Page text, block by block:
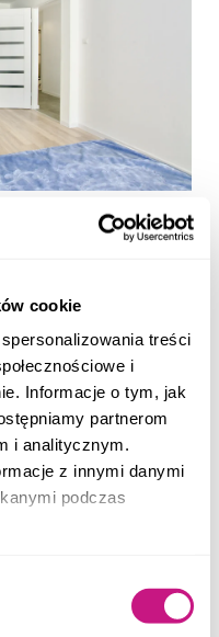
cookie
treści
i
Informacje o tym, jak
partnerom
i analitycznym.
z innymi danymi
podczas